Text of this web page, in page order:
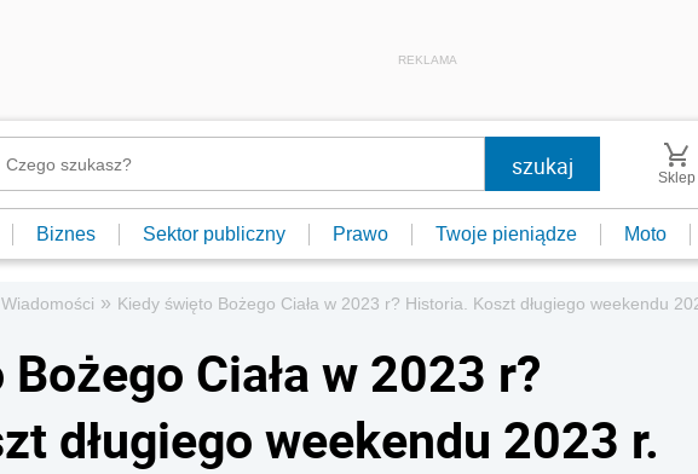
REKLAMA
Sklep
Biznes Sektor publiczny Prawo Twoje pieniądze Moto
Wiadomości » Kiedy święto Bożego Ciała w 2023 r? Historia. Koszt długiego weekendu
Ciała w 2023 r?
długiego weekendu 2023 r.